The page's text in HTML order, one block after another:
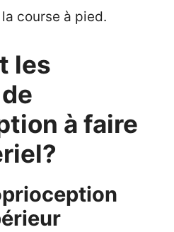
course à pied.
les
à faire